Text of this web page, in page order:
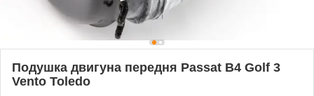
Подушка двигуна передня Passat B4 Golf 3
Vento Toledo